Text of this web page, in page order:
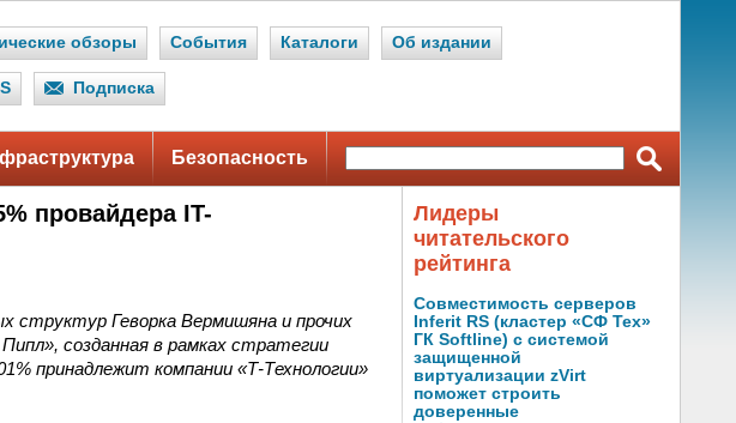
обзоры События Каталоги Об издании
Подписка
Безопасность
провайдера IT-
Геворка Вермишяна и прочих
созданная в рамках стратегии
принадлежит компании «Т-Технологии»
Лидеры
читательского
рейтинга
Совместимость серверов
Inferit RS (кластер «СФ Тех»
ГК Softline) с системой
защищенной
виртуализации zVirt
поможет строить
доверенные